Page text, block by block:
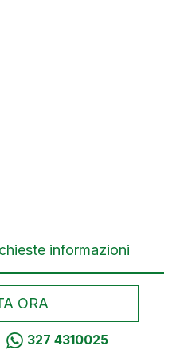
informazioni
ORA
327 4310025